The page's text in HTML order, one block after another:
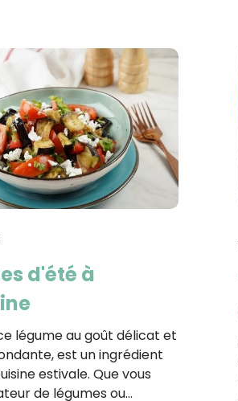
d'été à
légume au goût délicat et
est un ingrédient
estivale. Que vous
de légumes ou…